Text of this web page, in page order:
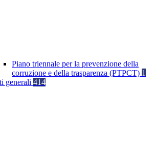
Piano triennale per la prevenzione della
corruzione e della trasparenza (PTPCT) 1
generali 414